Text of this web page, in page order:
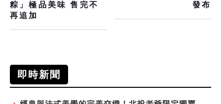
粽」極品美味 售完不
再追加
發布
即時新聞